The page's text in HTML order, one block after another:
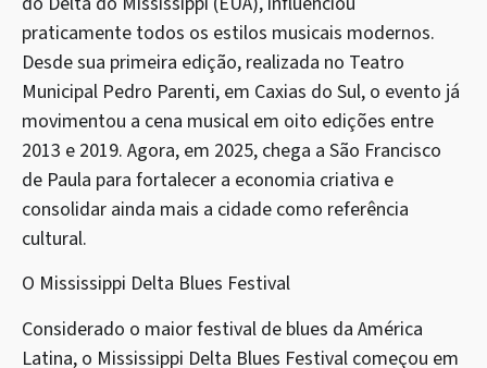
praticamente todos os estilos musicais modernos.
Desde sua primeira edição, realizada no Teatro
Municipal Pedro Parenti, em Caxias do Sul, o evento já
movimentou a cena musical em oito edições entre
2013 e 2019. Agora, em 2025, chega a São Francisco
de Paula para fortalecer a economia criativa e
consolidar ainda mais a cidade como referência
cultural.
O Mississippi Delta Blues Festival
Considerado o maior festival de blues da América
Latina, o Mississippi Delta Blues Festival começou em